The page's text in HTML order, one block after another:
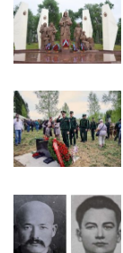
ФОТОРЕПОРТАЖ